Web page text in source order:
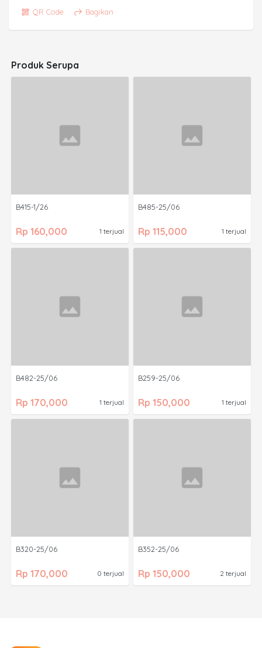
QR Code Bagikan
Produk Serupa
B415-1/26
Rp 160,000 1 terjual
B485-25/06
Rp 115,000 1 terjual
B482-25/06
Rp 170,000 1 terjual
B259-25/06
Rp 150,000 1 terjual
B320-25/06
Rp 170,000 0 terjual
B352-25/06
Rp 150,000 2 terjual